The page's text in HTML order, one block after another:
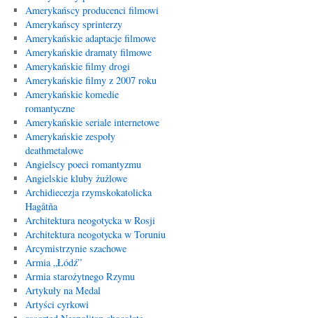
Amerykańscy producenci filmowi
Amerykańscy sprinterzy
Amerykańskie adaptacje filmowe
Amerykańskie dramaty filmowe
Amerykańskie filmy drogi
Amerykańskie filmy z 2007 roku
Amerykańskie komedie
romantyczne
Amerykańskie seriale internetowe
Amerykańskie zespoły
deathmetalowe
Angielscy poeci romantyzmu
Angielskie kluby żużlowe
Archidiecezja rzymskokatolicka
Hagåtña
Architektura neogotycka w Rosji
Architektura neogotycka w Toruniu
Arcymistrzynie szachowe
Armia „Łódź”
Armia starożytnego Rzymu
Artykuły na Medal
Artyści cyrkowi